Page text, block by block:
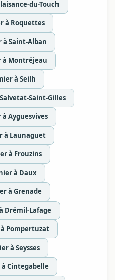
du-Touch
à Roquettes
à Saint-Alban
à Montréjeau
à Seilh
Saint-Gilles
Ayguesvives
à Launaguet
à Frouzins
à Daux
à Grenade
Drémil-Lafage
Pompertuzat
à Seysses
Cintegabelle